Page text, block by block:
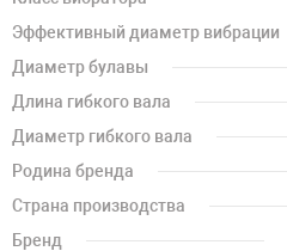
Эффективный диаметр вибрации
Диаметр булавы
Длина гибкого вала
Диаметр гибкого вала
Родина бренда
Страна производства
Бренд